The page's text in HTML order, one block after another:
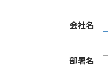
会社名
部署名